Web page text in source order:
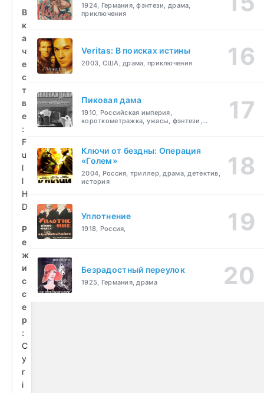
В
к
а
ч
е
с
т
в
е
:
F
u
l
l
H
D
Р
е
ж
и
с
с
е
р
:
C
y
r
i
1924, Германия, фэнтези, драма,
приключения
Veritas: В поисках истины
2003, США, драма, приключения
Пиковая дама
1910, Российская империя,
короткометражка, ужасы, фэнтези,
Ключи от бездны: Операция
«Голем»
2004, Россия, триллер, драма, детектив,
история
Уплотнение
1918, Россия,
Безрадостный переулок
1925, Германия, драма